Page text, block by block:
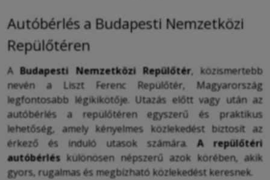
Autóbérlés a Budapesti Nemzetközi
Repülőtéren
ABudapesti Nemzetközi Repülőtér, közismertebb
nevén a Liszt Ferenc Repülőtér, Magyarország
legfontosabb légikikötője. Utazás előtt vagy után az
autóbérlés a repülőtéren egyszerű és praktikus
lehetőség, amely kényelmes közlekedést biztosít az
érkező és induló utasok számára. A repülőtéri
autóbérlés különösen népszerű azok körében, akik
gyors, rugalmas és megbízható közlekedést keresnek.